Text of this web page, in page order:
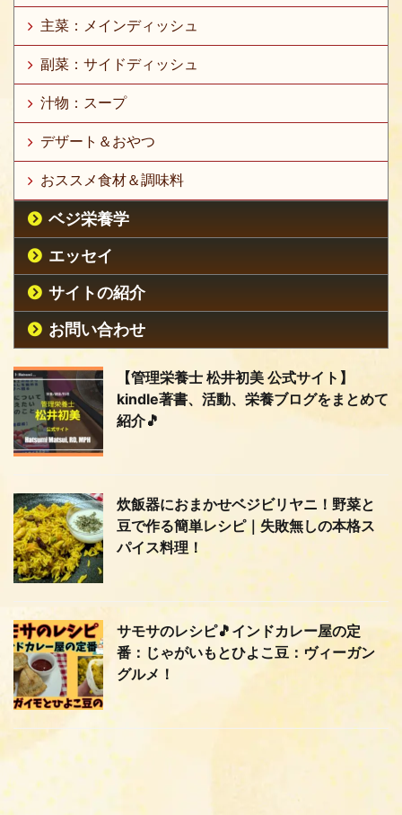
主菜：メインディッシュ
副菜：サイドディッシュ
汁物：スープ
デザート＆おやつ
おススメ食材＆調味料
ベジ栄養学
エッセイ
サイトの紹介
お問い合わせ
【管理栄養士 松井初美 公式サイト】
kindle著書、活動、栄養ブログをまとめて
紹介🎵
炊飯器におまかせベジビリヤニ！野菜と
豆で作る簡単レシピ｜失敗無しの本格ス
パイス料理！
サモサのレシピ🎵インドカレー屋の定
番：じゃがいもとひよこ豆：ヴィーガン
グルメ！